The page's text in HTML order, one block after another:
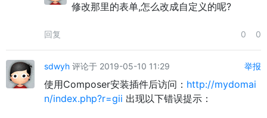
修改那里的表单,怎么改成自定义的呢?
回复 0 0
sdwyh 评论于 2019-05-10 11:29 举报
使用Composer安装插件后访问： http://mydomai
n/index.php?r=gii 出现以下错误提示：